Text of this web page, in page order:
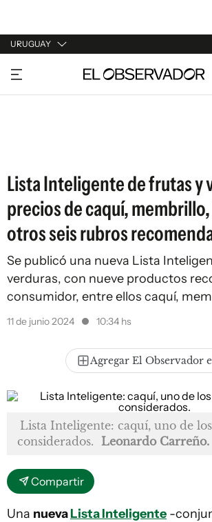
URUGUAY
URUGUAY
ARGENTINA
Lista Inteligente de frutas y
precios de caquí,
otros seis rubros
Se publicó una nueva Lista
verduras, con nueve productos
consumidor, entre ellos caquí,
11 de junio 2024 10:34 hs
Agregar El Observador
Lista Inteligente: caquí, uno de
considerados. Leonardo Carreño.
Compartir
Una nuevaLista Inteligente -